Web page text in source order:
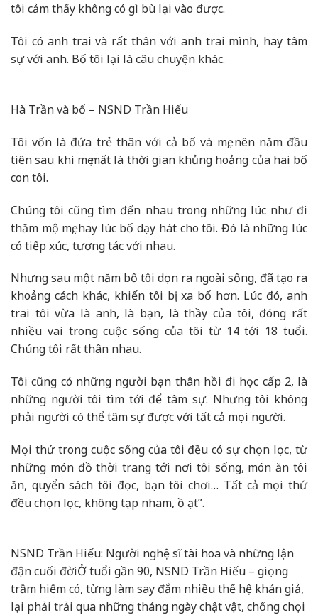
tôi cảm thấy không có gì bù lại vào được.
Tôi có anh trai và rất thân với anh trai mình, hay tâm
sự với anh. Bố tôi lại là câu chuyện khác.
Hà Trần và bố – NSND Trần Hiếu
Tôi vốn là đứa trẻ thân với cả bố và mẹ, nên năm đầu
tiên sau khi mẹ mất là thời gian khủng hoảng của hai bố
con tôi.
Chúng tôi cũng tìm đến nhau trong những lúc như đi
thăm mộ mẹ, hay lúc bố dạy hát cho tôi. Đó là những lúc
có tiếp xúc, tương tác với nhau.
Nhưng sau một năm bố tôi dọn ra ngoài sống, đã tạo ra
khoảng cách khác, khiến tôi bị xa bố hơn. Lúc đó, anh
trai tôi vừa là anh, là bạn, là thầy của tôi, đóng rất
nhiều vai trong cuộc sống của tôi từ 14 tới 18 tuổi.
Chúng tôi rất thân nhau.
Tôi cũng có những người bạn thân hồi đi học cấp 2, là
những người tôi tìm tới để tâm sự. Nhưng tôi không
phải người có thể tâm sự được với tất cả mọi người.
Mọi thứ trong cuộc sống của tôi đều có sự chọn lọc, từ
những món đồ thời trang tới nơi tôi sống, món ăn tôi
ăn, quyển sách tôi đọc, bạn tôi chơi… Tất cả mọi thứ
đều chọn lọc, không tạp nham, ồ ạt”.
NSND Trần Hiếu: Người nghệ sĩ tài hoa và những lận
đận cuối đờiỞ tuổi gần 90, NSND Trần Hiếu – giọng
trầm hiếm có, từng làm say đắm nhiều thế hệ khán giả,
lại phải trải qua những tháng ngày chật vật, chống chọi